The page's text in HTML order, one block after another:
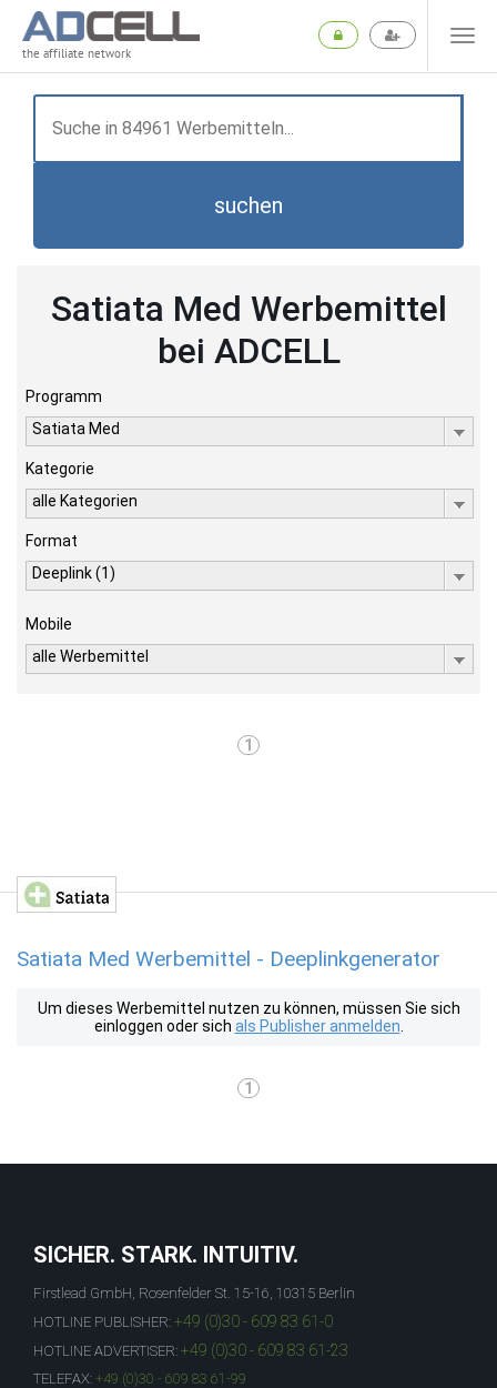
the affiliate network
suchen
Satiata Med Werbemittel
bei ADCELL
Programm
Satiata Med
Kategorie
alle Kategorien
Format
Deeplink (1)
Mobile
alle Werbemittel
1
Satiata Med Werbemittel - Deeplinkgenerator
Um dieses Werbemittel nutzen zu können, müssen Sie sich
einloggen oder sich als Publisher anmelden
1
SICHER. STARK. INTUITIV.
Firstlead GmbH, Rosenfelder St. 15-16, 10315 Berlin
HOTLINE PUBLISHER: +49 (0)30 - 609 83 61-0
HOTLINE ADVERTISER: +49 (0)30 - 609 83 61-23
TELEFAX: +49 (0)30 - 609 83 61-99